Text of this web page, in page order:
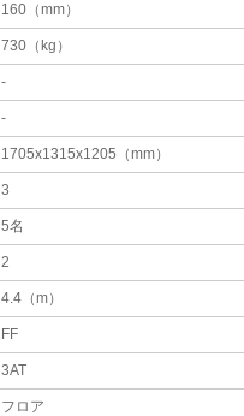
160（mm）
730（kg）
-
-
1705x1315x1205（mm）
3
5名
2
4.4（m）
FF
3AT
フロア